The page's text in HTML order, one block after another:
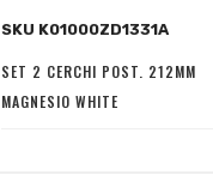
lista
desideri
confronto
SKU K01000ZD1331A
SET 2 CERCHI POST. 212MM
MAGNESIO WHITE